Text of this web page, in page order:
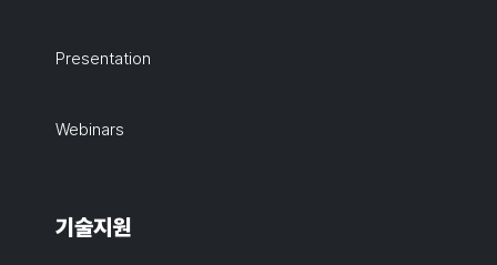
Presentation
Webinars
기술지원